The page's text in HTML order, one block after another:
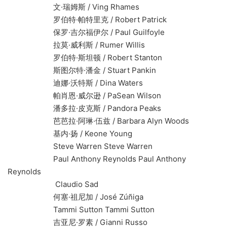
文·瑞姆斯 / Ving Rhames
罗伯特·帕特里克 / Robert Patrick
保罗·吉尔福伊尔 / Paul Guilfoyle
拉莫·威利斯 / Rumer Willis
罗伯特·斯坦顿 / Robert Stanton
斯图尔特·潘金 / Stuart Pankin
迪娜·沃特斯 / Dina Waters
帕肖恩·威尔逊 / PaSean Wilson
潘多拉·皮克斯 / Pandora Peaks
芭芭拉·阿琳·伍兹 / Barbara Alyn Woods
基内·扬 / Keone Young
Steve Warren Steve Warren
Paul Anthony Reynolds Paul Anthony
Reynolds
Claudio Sad
何塞·祖尼加 / José Zúñiga
Tammi Sutton Tammi Sutton
吉亚尼·罗素 / Gianni Russo